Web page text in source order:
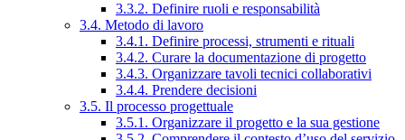
3.3.2. Definire ruoli e responsabilità
3.4. Metodo di lavoro
3.4.1. Definire processi, strumenti e rituali
3.4.2. Curare la documentazione di progetto
3.4.3. Organizzare tavoli tecnici collaborativi
3.4.4. Prendere decisioni
3.5. Il processo progettuale
3.5.1. Organizzare il progetto e la sua gestione